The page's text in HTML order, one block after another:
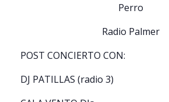
Perro
Radio Palmer
POST CONCIERTO CON:
DJ PATILLAS (radio 3)